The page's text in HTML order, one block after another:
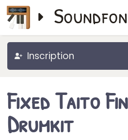
Inscription
Fixed Taito
Drumkit